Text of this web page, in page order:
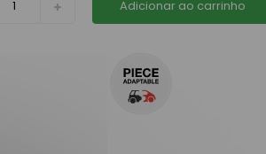
Adicionar ao carrinho